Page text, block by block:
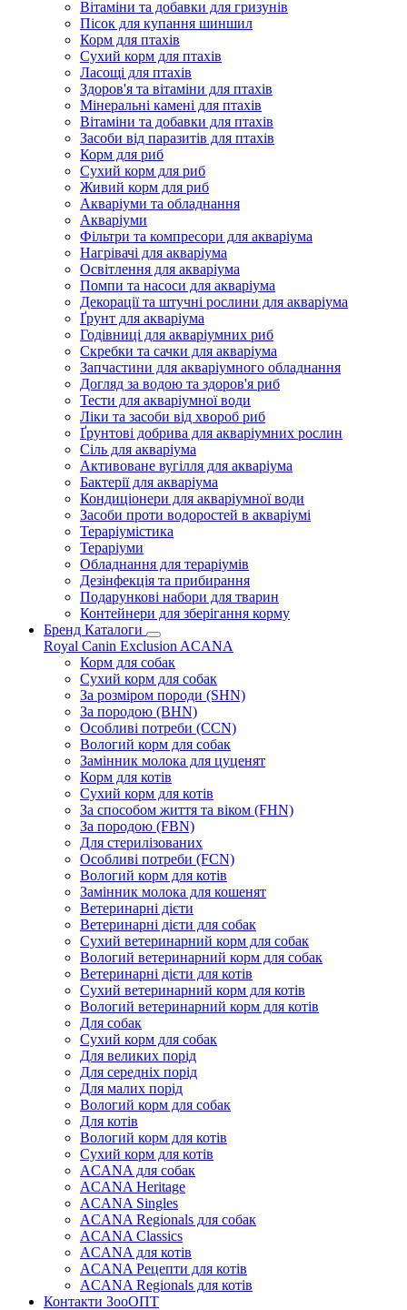
Вітаміни та добавки для гризунів
Пісок для купання шиншил
Корм для птахів
Сухий корм для птахів
Ласощі для птахів
Здоров'я та вітаміни для птахів
Мінеральні камені для птахів
Вітаміни та добавки для птахів
Засоби від паразитів для птахів
Корм для риб
Сухий корм для риб
Живий корм для риб
Акваріуми та обладнання
Акваріуми
Фільтри та компресори для акваріума
Нагрівачі для акваріума
Освітлення для акваріума
Помпи та насоси для акваріума
Декорації та штучні рослини для акваріума
Ґрунт для акваріума
Годівниці для акваріумних риб
Скребки та сачки для акваріума
Запчастини для акваріумного обладнання
Догляд за водою та здоров'я риб
Тести для акваріумної води
Ліки та засоби від хвороб риб
Ґрунтові добрива для акваріумних рослин
Сіль для акваріума
Активоване вугілля для акваріума
Бактерії для акваріума
Кондиціонери для акваріумної води
Засоби проти водоростей в акваріумі
Тераріумістика
Тераріуми
Обладнання для тераріумів
Дезінфекція та прибирання
Подарункові набори для тварин
Контейнери для зберігання корму
Бренд Каталоги
Royal Canin Exclusion ACANA
Корм для собак
Сухий корм для собак
За розміром породи (SHN)
За породою (BHN)
Особливі потреби (CCN)
Вологий корм для собак
Замінник молока для цуценят
Корм для котів
Сухий корм для котів
За способом життя та віком (FHN)
За породою (FBN)
Для стерилізованих
Особливі потреби (FCN)
Вологий корм для котів
Замінник молока для кошенят
Ветеринарні дієти
Ветеринарні дієти для собак
Сухий ветеринарний корм для собак
Вологий ветеринарний корм для собак
Ветеринарні дієти для котів
Сухий ветеринарний корм для котів
Вологий ветеринарний корм для котів
Для собак
Сухий корм для собак
Для великих порід
Для середніх порід
Для малих порід
Вологий корм для собак
Для котів
Вологий корм для котів
Сухий корм для котів
ACANA для собак
ACANA Heritage
ACANA Singles
ACANA Regionals для собак
ACANA Classics
ACANA для котів
ACANA Рецепти для котів
ACANA Regionals для котів
Контакти ЗооОПТ